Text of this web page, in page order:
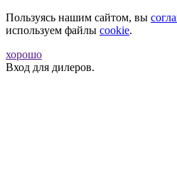
Пользуясь нашим сайтом, вы
используем файлы cookie.
хорошо
Вход для дилеров.